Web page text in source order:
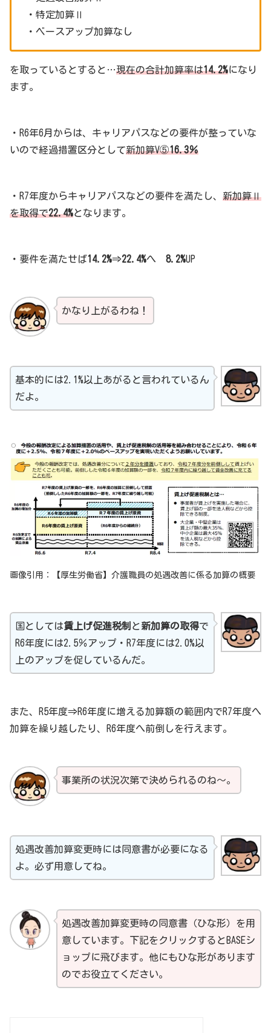
・特定加算Ⅱ
・ベースアップ加算なし
を取っているとすると…現在の合計加算率は14.2%になり
ます。
・R6年6月からは、キャリアパスなどの要件が整っていな
いので経過措置区分として新加算V⑤16.3％
・R7年度からキャリアパスなどの要件を満たし、 新加算Ⅱ
を取得で22.4%となります。
・要件を満たせば14.2%⇒22.4%へ 8.2%UP
かなり上がるわね！
基本的には2.1%以上あがると言われているん
だよ。
画像引用：【厚生労働省】介護職員の処遇改善に係る加算の概要
国としては賃上げ促進税制 と新加算の取得で
R6年度には2.5％アップ・R7年度には2.0%以
上のアップを促しているんだ。
また、R5年度⇒R6年度に増える加算額の範囲内でR7年度へ
加算を繰り越したり、R6年度へ前倒しを行えます。
事業所の状況次第で決められるのね～。
処遇改善加算変更時には同意書が必要になる
よ。必ず用意してね。
処遇改善加算変更時の同意書（ひな形）を用
意しています。下記をクリックするとBASEシ
ョップに飛びます。他にもひな形があります
のでお役立てください。